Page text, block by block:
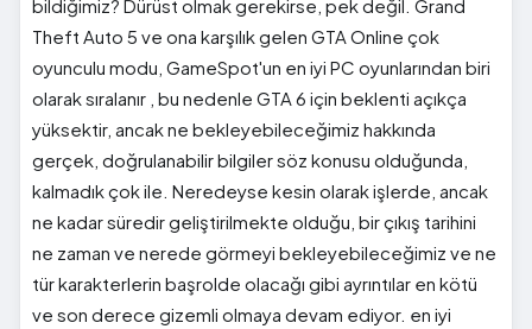
bildiğimiz? Dürüst olmak gerekirse, pek değil. Grand
Theft Auto 5 ve ona karşılık gelen GTA Online çok
oyunculu modu, GameSpot'un en iyi PC oyunlarından biri
olarak sıralanır , bu nedenle GTA 6 için beklenti açıkça
yüksektir, ancak ne bekleyebileceğimiz hakkında
gerçek, doğrulanabilir bilgiler söz konusu olduğunda,
kalmadık çok ile. Neredeyse kesin olarak işlerde, ancak
ne kadar süredir geliştirilmekte olduğu, bir çıkış tarihini
ne zaman ve nerede görmeyi bekleyebileceğimiz ve ne
tür karakterlerin başrolde olacağı gibi ayrıntılar en kötü
ve son derece gizemli olmaya devam ediyor. en iyi